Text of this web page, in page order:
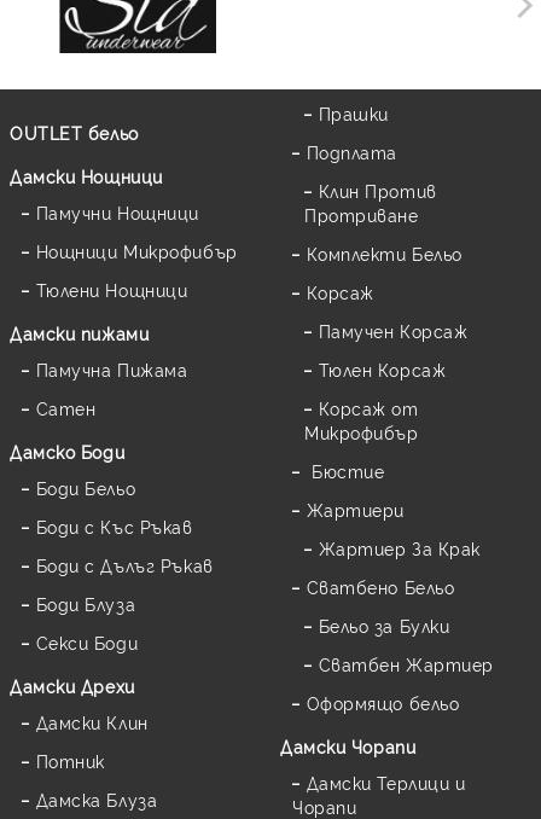
OUTLET бельо
Дамски Нощници
Памучни Нощници
Нощници Микрофибър
Тюлени Нощници
Дамски пижами
Памучна Пижама
Сатен
Дамскo Боди
Боди Бельо
Боди с Къс Ръкав
Боди с Дълъг Ръкав
Боди Блуза
Секси Боди
Дамски Дрехи
Дамски Клин
Потник
Дамска Блуза
Прашки
Подплата
Клин Против
Протриване
Комплекти Бельо
Корсаж
Памучен Корсаж
Тюлен Корсаж
Корсаж от
Микрофибър
Бюстие
Жартиери
Жартиер За Крак
Сватбено Бельо
Бельо за Булки
Сватбен Жартиер
Оформящо бельо
Дамски Чорапи
Дамски Терлици и
Чорапи